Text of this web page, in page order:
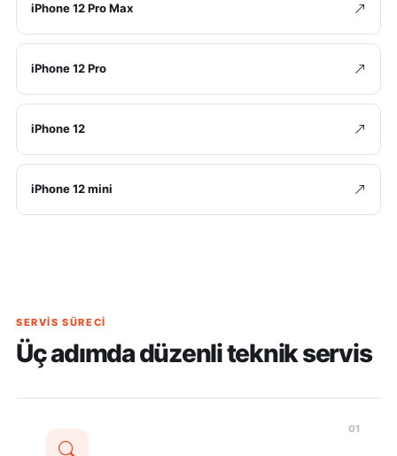
iPhone 12 Pro Max
iPhone 12 Pro
iPhone 12
iPhone 12 mini
SERVIS SÜRECI
Üç adımda düzenli teknik servis
01